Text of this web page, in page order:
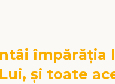
împărăţia
și toate